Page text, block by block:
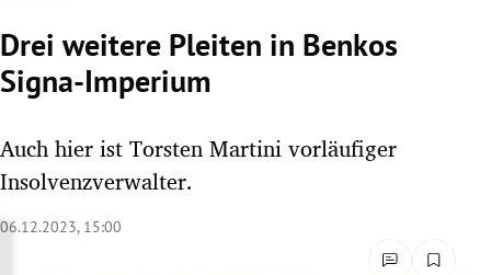
Drei weitere Pleiten in Benkos
Signa-Imperium
Auch hier ist Torsten Martini vorläufiger
Insolvenzverwalter.
06.12.2023, 15:00